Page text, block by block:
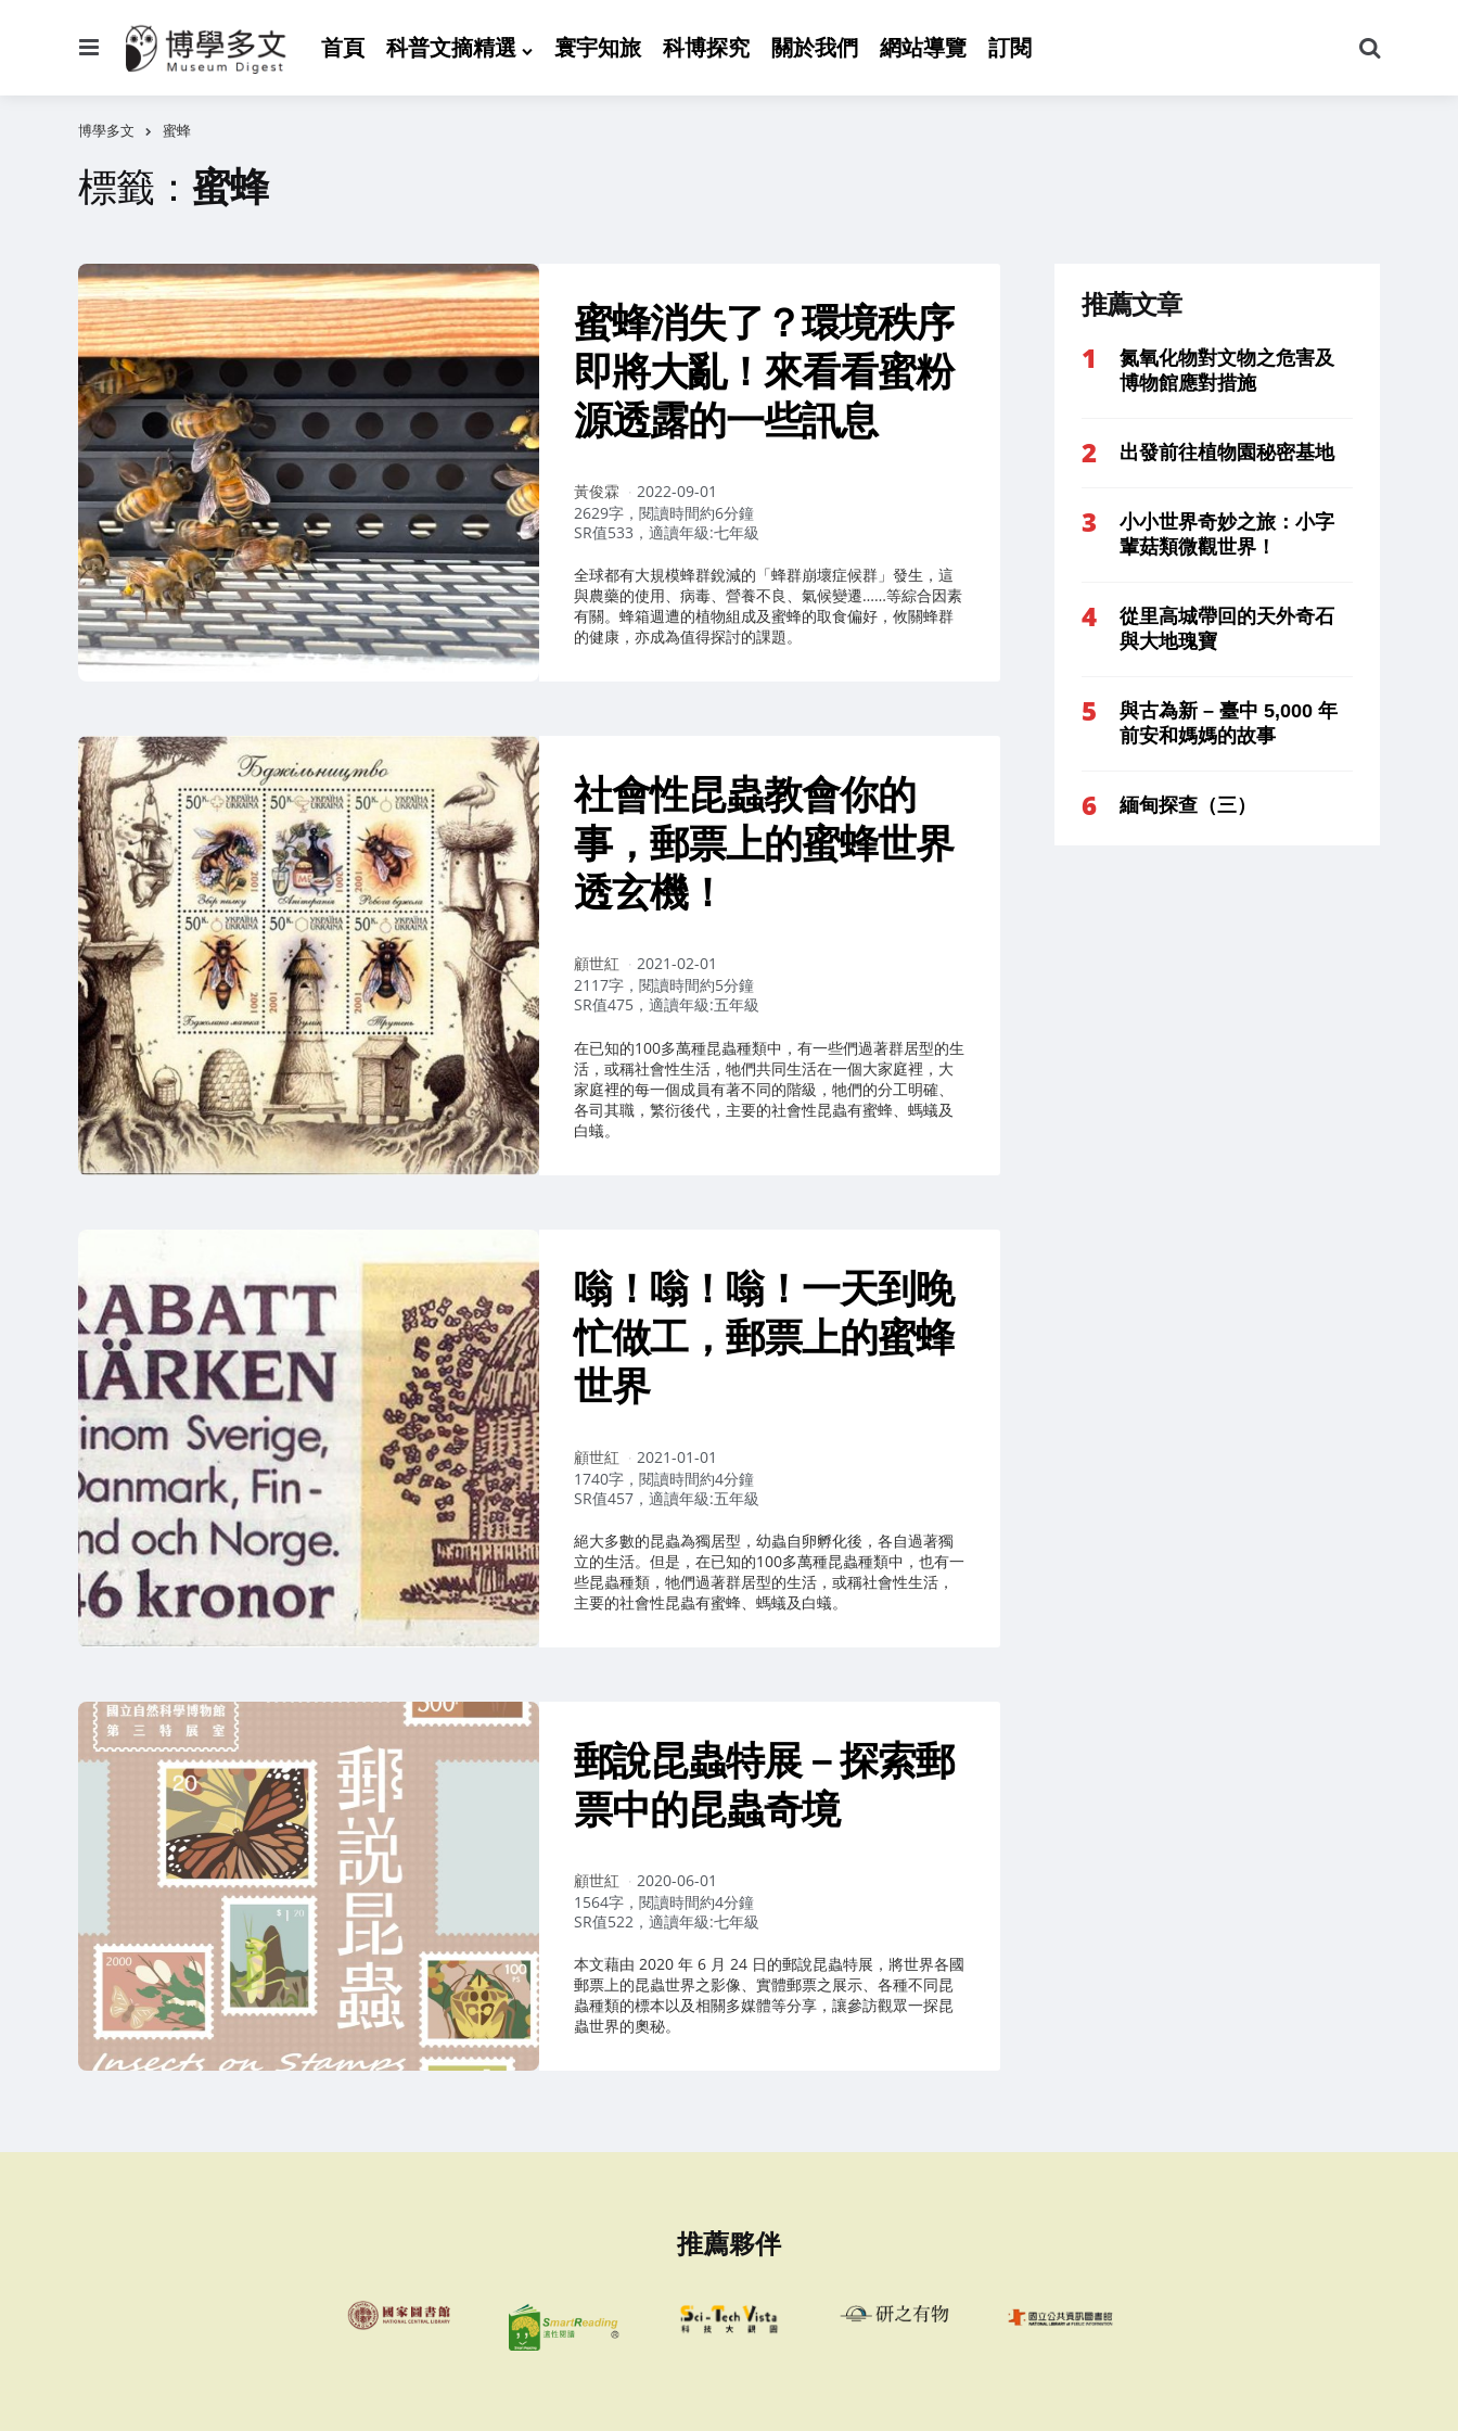
首頁 科普文摘精選 寰宇知旅 科博探究 關於我們 網站導覽 訂閱
尋
博學多文 蜜蜂
標籤： 蜜蜂
蜜蜂消失了？環境秩序
即將大亂！來看看蜜粉
源透露的一些訊息
作
者：
黃俊霖
2022-09-01
2629字，閱讀時間約6分鐘
SR值533，適讀年級:七年級
全球都有大規模蜂群銳減的「蜂群崩壞症候群」發生，這
與農藥的使用、病毒、營養不良、氣候變遷……等綜合因素
有關。蜂箱週遭的植物組成及蜜蜂的取食偏好，攸關蜂群
的健康，亦成為值得探討的課題。
社會性昆蟲教會你的
事，郵票上的蜜蜂世界
透玄機！
作
者：
顧世紅
2021-02-01
2117字，閱讀時間約5分鐘
SR值475，適讀年級:五年級
在已知的100多萬種昆蟲種類中，有一些們過著群居型的生
活，或稱社會性生活，牠們共同生活在一個大家庭裡，大
家庭裡的每一個成員有著不同的階級，牠們的分工明確、
各司其職，繁衍後代，主要的社會性昆蟲有蜜蜂、螞蟻及
白蟻。
嗡！嗡！嗡！一天到晚
忙做工，郵票上的蜜蜂
世界
作
者：
顧世紅
2021-01-01
1740字，閱讀時間約4分鐘
SR值457，適讀年級:五年級
絕大多數的昆蟲為獨居型，幼蟲自卵孵化後，各自過著獨
立的生活。但是，在已知的100多萬種昆蟲種類中，也有一
些昆蟲種類，牠們過著群居型的生活，或稱社會性生活，
主要的社會性昆蟲有蜜蜂、螞蟻及白蟻。
郵說昆蟲特展－探索郵
票中的昆蟲奇境
作
者：
顧世紅
2020-06-01
1564字，閱讀時間約4分鐘
SR值522，適讀年級:七年級
本文藉由 2020 年 6 月 24 日的郵說昆蟲特展，將世界各國
郵票上的昆蟲世界之影像、實體郵票之展示、各種不同昆
蟲種類的標本以及相關多媒體等分享，讓參訪觀眾一探昆
蟲世界的奧秘。
推薦文章
氮氧化物對文物之危害及
博物館應對措施
出發前往植物園秘密基地
小小世界奇妙之旅：小字
輩菇類微觀世界！
從里高城帶回的天外奇石
與大地瑰寶
與古為新 – 臺中 5,000 年
前安和媽媽的故事
緬甸探查（三）
推薦夥伴